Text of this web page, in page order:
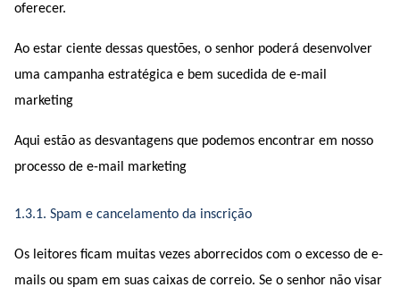
oferecer.
Ao estar ciente dessas questões, o senhor poderá desenvolver
uma campanha estratégica e bem sucedida de e-mail
marketing
Aqui estão as desvantagens que podemos encontrar em nosso
processo de e-mail marketing
1.3.1. Spam e cancelamento da inscrição
Os leitores ficam muitas vezes aborrecidos com o excesso de e-
mails ou spam em suas caixas de correio. Se o senhor não visar